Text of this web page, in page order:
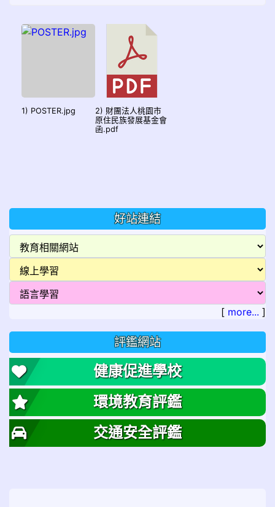
1) POSTER.jpg
2) 財團法人桃園市
原住民族發展基金會
函.pdf
好站連結
[ more... ]
評鑑網站
健康促進學校
環境教育評鑑
交通安全評鑑